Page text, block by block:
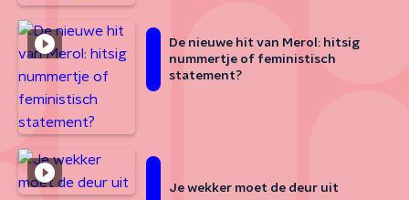
De nieuwe hit van Merol: hitsig
nummertje of feministisch
statement?
Je wekker moet de deur uit